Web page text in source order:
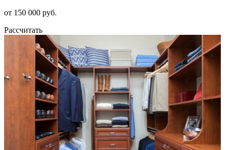
от 150 000 руб.
Рассчитать